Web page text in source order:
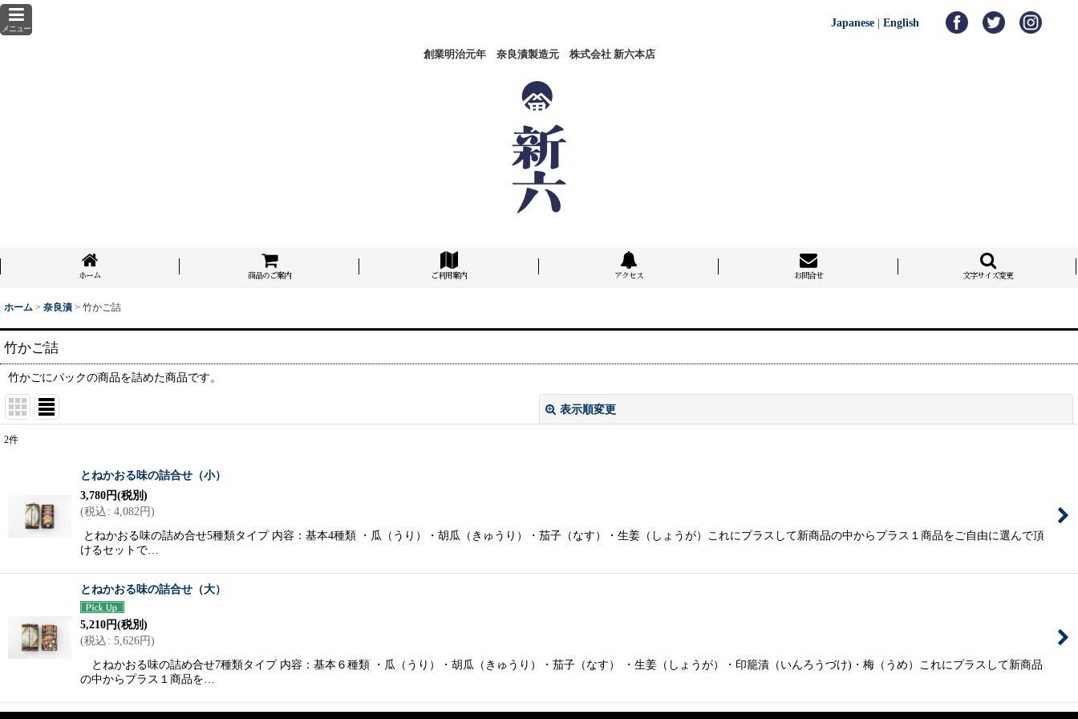
メニュー
創業明治元年 奈良漬製造元 株式会社 新六本店
Japanese |English
ホーム 商品のご案内 ご利用案内 アクセス お問合せ 文字サイズ変更
ホーム > 奈良漬 > 竹かご詰
竹かご詰
竹かごにパックの商品を詰めた商品です。
表示順変更
絞り込む
2件
とねかおる味の詰合せ（小）
3,780円(税別)
(税込: 4,082円)
とねかおる味の詰め合せ5種類タイプ 内容：基本4種類 ・瓜（うり）・胡瓜（きゅうり）・茄子（なす）・生姜（しょうが）これにプラスして新商品の中からプラス１商品をご自由に選んで頂
けるセットで…
とねかおる味の詰合せ（大）
5,210円(税別)
(税込: 5,626円)
とねかおる味の詰め合せ7種類タイプ 内容：基本６種類 ・瓜（うり）・胡瓜（きゅうり）・茄子（なす） ・生姜（しょうが）・印籠漬（いんろうづけ)・梅（うめ）これにプラスして新商品
の中からプラス１商品を…